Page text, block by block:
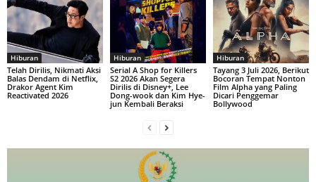
Hiburan
Telah Dirilis, Nikmati Aksi
Balas Dendam di Netflix,
Drakor Agent Kim
Reactivated 2026
Hiburan
Serial A Shop for Killers
S2 2026 Akan Segera
Dirilis di Disney+, Lee
Dong-wook dan Kim Hye-
jun Kembali Beraksi
Hiburan
Tayang 3 Juli 2026, Berikut
Bocoran Tempat Nonton
Film Alpha yang Paling
Dicari Penggemar
Bollywood